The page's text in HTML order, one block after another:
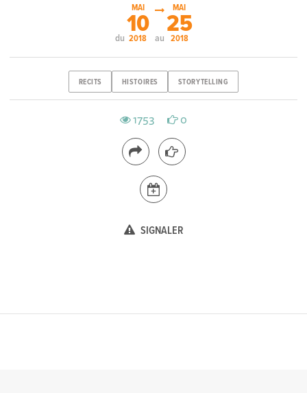
du
MAI
10
2018 au
MAI
25
2018
RECITS HISTOIRES STORYTELLING
1753 0
SIGNALER